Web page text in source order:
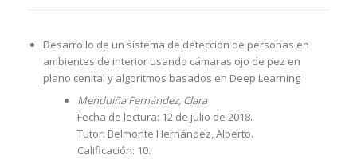
Desarrollo de un sistema de detección de personas en
ambientes de interior usando cámaras ojo de pez en
plano cenital y algoritmos basados en Deep Learning
Menduiña Fernández, Clara
Fecha de lectura: 12 de julio de 2018.
Tutor: Belmonte Hernández, Alberto.
Calificación: 10.